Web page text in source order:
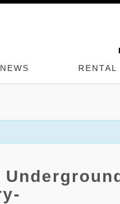
NEWS RENTAL